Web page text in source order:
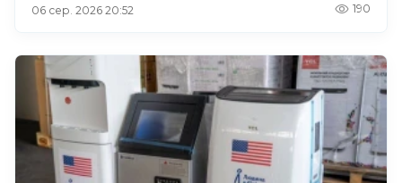
06 сер. 2026 20:52 190